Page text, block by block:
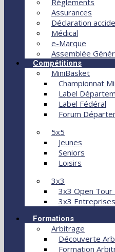
Assurances
Déclaration
Médical
e-Marque
Assemblée
Compétitions
MiniBasket
Championnat
Label
Label Fédéral
Forum
5x5
Jeunes
Seniors
Loisirs
3x3
3x3 Open Tour
3x3 Entreprises
Formations
Arbitrage
Découverte
Formation